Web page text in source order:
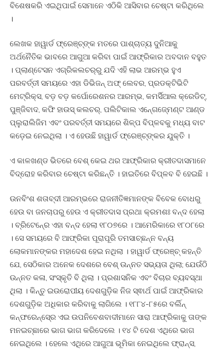
ବିଶେଷକରି ଏଇଥିପାଇଁ ସେମାନେ ଏଠିକି ଆସିବାର ଚେଷ୍ଟା କରିଥିଲେ
।
ଲେଖକ ହାୱାର୍ଡ ଫ୍ରେଞ୍ଚ୍‍ଙ୍କ ମତରେ ପାଶ୍ଚାତ୍ୟ ଦୁନିଆକୁ
ଅର୍ଥନୈତିକ ଭାବରେ ଆଗୁଆ କରିବା ପାଇଁ ଆଫ୍ରିକାର ଅବଦାନ ବହୁତ
। ପ୍ଲାଣ୍ଟେସନ ଏଗ୍ରିକଲଚର୍‍ରୁ ଯଦି ଏହି ଲାଭ ଆରମ୍ଭ ହୁଏ
ପରବର୍ତ୍ତୀ ସମୟରେ ଏହା ଡିଭିଜନ୍‍ ଅଫ୍‍ ଲେବର, ପ୍ରଡକ୍ଟିଭିଟି
ମେଟ୍ରିକ୍ସ, ବଡ଼ ବଡ଼ କର୍ପୋରେଶନର ଆରମ୍ଭ, କମର୍ସିଆଲ କ୍ରେଡିଟ୍‍,
ପୁଞ୍ଜିବାଦ, କଫି ହାଉସ୍‍ କଲଚର୍‍, ପଲିଟିକାଲ ଏନ୍‍ଗେଜ୍‍ମେଣ୍ଟ ଆଣ୍ଡ
ପ୍ଲୁରାଲିଜିମ ଏବଂ ପରବର୍ତ୍ତୀ ସମୟରେ ଶିଳ୍ପ ବିପ୍ଳବକୁ ମଧ୍ୟ ବାଟ
କଡ଼େଇ ନେଇଥିଲା । ଏ ହେଉଛି ହାୱାର୍ଡ ଫ୍ରେଞ୍ଚ୍‍ଙ୍କର ଯୁକ୍ତି ।
ଏ କାଳଖଣ୍ଡ ଭିତରେ ବେଶ୍‍ କେଇ ଥର ଆଫ୍ରିକାର କ୍ରୀତଦାସମାନେ
ବିଦ୍ରୋହ କରିବାର ଚେଷ୍ଟା କରିଛନ୍ତି । ହାଇତିରେ ବିପ୍ଳବ ବି ହେଇଛି ।
ଉନବିଂଶ ଶତାବ୍ଦୀ ଆରମ୍ଭରେ ରାଜନୀତିଜ୍ଞମାନଙ୍କ ବିବେକ ବୋଧରୁ
ହେଉ ବା ଜନଚାପରୁ ହେଉ ଏ କ୍ରୀତଦାସ ପ୍ରଥା କ୍ରମଶଃ ବନ୍ଦ ହେଲା
। ବ୍ରିଟେନ୍‍ରେ ଏହା ବନ୍ଦ ହେଲା ୧୮୦୭ରେ । ଆମେରିକାରେ ୧୮୦୮ରେ
। ସେ ସମୟରେ ବି ଆଫ୍ରିକା ପୂରାପୂରି ତମସାଚ୍ଛନ୍ନ ବନ୍ୟ
ଲୋକମାନଙ୍କର ମହାଦେଶ ହେଇ ନଥିଲା । ହାୱାର୍ଡ ଫ୍ରେଞ୍ଚ୍‍ କହନ୍ତି
ଯେ, ସେଠିକାର ଅନେକ ଦେଶରେ ବେଶ୍‍ ଉନ୍ନତ ସଭ୍ୟତା ଥିଲା; ଯେଉଁଠି
ଉନ୍ନତ କଳା, ସଂସ୍କୃତି ବି ଥିଲା । ପ୍ରଶାସନିକ ଏବଂ ବିଚାର ବ୍ୟବସ୍ଥା
ଥିଲା । କିନ୍ତୁ ଇଉରୋପୀୟ ଦେଶଗୁଡ଼ିକ ନିଜ ସ୍ଵାର୍ଥ ପାଇଁ ଆଫ୍ରିକାର
ଦେଶଗୁଡ଼ିକ ଅଧିକାର କରିବାକୁ ଲାଗିଲେ । ୧୮୮୪-୮୫ରେ ବର୍ଲିନ୍‍
କନ୍‍ଫରେନ୍ସ୍‍ରେ ଏଇ ଉପନିବେଶବାଦୀମାନେ ସାରା ଆଫ୍ରିକାକୁ ତାଙ୍କ
ମନଇଚ୍ଛାରେ ଭାଗ ଭାଗ କରିଦେଲେ । ୧୪ ଟି ଦେଶ ଏଥିରେ ଭାଗ
ନେଇଥିଲେ । ହେଲେ ଏଥିରେ ଆଗୁଆ ଭୂମିକା ନେଇଥିଲେ ଫ୍ରାନ୍ସ,